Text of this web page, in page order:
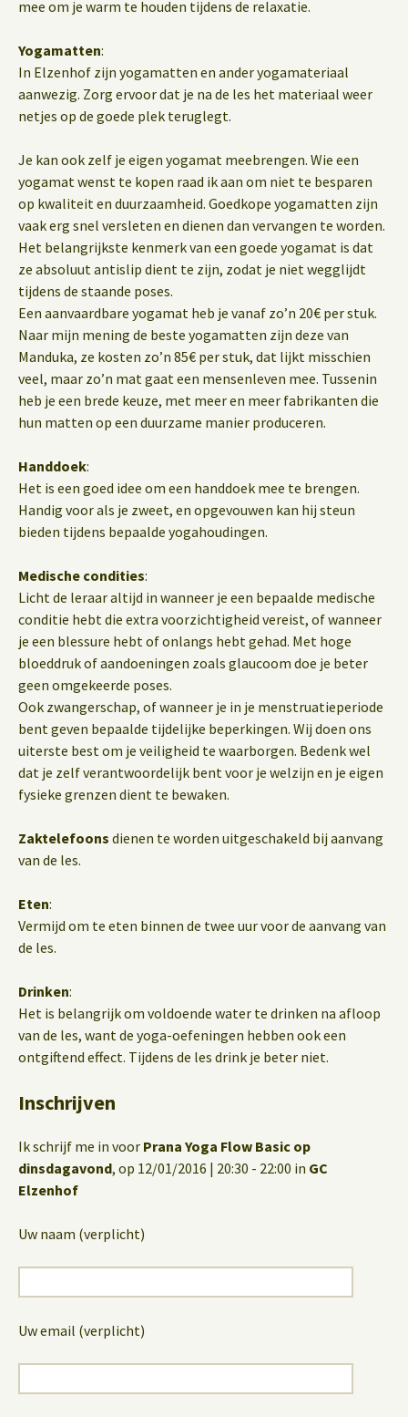
mee om je warm te houden tijdens de relaxatie.
Yogamatten:
In Elzenhof zijn yogamatten en ander yogamateriaal
aanwezig. Zorg ervoor dat je na de les het materiaal weer
netjes op de goede plek teruglegt.
Je kan ook zelf je eigen yogamat meebrengen. Wie een
yogamat wenst te kopen raad ik aan om niet te besparen
op kwaliteit en duurzaamheid. Goedkope yogamatten zijn
vaak erg snel versleten en dienen dan vervangen te worden.
Het belangrijkste kenmerk van een goede yogamat is dat
ze absoluut antislip dient te zijn, zodat je niet wegglijdt
tijdens de staande poses.
Een aanvaardbare yogamat heb je vanaf zo’n 20€ per stuk.
Naar mijn mening de beste yogamatten zijn deze van
Manduka, ze kosten zo’n 85€ per stuk, dat lijkt misschien
veel, maar zo’n mat gaat een mensenleven mee. Tussenin
heb je een brede keuze, met meer en meer fabrikanten die
hun matten op een duurzame manier produceren.
Handdoek:
Het is een goed idee om een handdoek mee te brengen.
Handig voor als je zweet, en opgevouwen kan hij steun
bieden tijdens bepaalde yogahoudingen.
Medische condities:
Licht de leraar altijd in wanneer je een bepaalde medische
conditie hebt die extra voorzichtigheid vereist, of wanneer
je een blessure hebt of onlangs hebt gehad. Met hoge
bloeddruk of aandoeningen zoals glaucoom doe je beter
geen omgekeerde poses.
Ook zwangerschap, of wanneer je in je menstruatieperiode
bent geven bepaalde tijdelijke beperkingen. Wij doen ons
uiterste best om je veiligheid te waarborgen. Bedenk wel
dat je zelf verantwoordelijk bent voor je welzijn en je eigen
fysieke grenzen dient te bewaken.
Zaktelefoons dienen te worden uitgeschakeld bij aanvang
van de les.
Eten:
Vermijd om te eten binnen de twee uur voor de aanvang van
de les.
Drinken:
Het is belangrijk om voldoende water te drinken na afloop
van de les, want de yoga-oefeningen hebben ook een
ontgiftend effect. Tijdens de les drink je beter niet.
Inschrijven
Ik schrijf me in voor Prana Yoga Flow Basic op
dinsdagavond, op 12/01/2016 | 20:30 - 22:00 in GC
Elzenhof
Uw naam (verplicht)
Uw email (verplicht)